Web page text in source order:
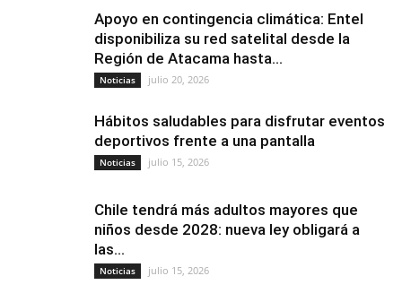
Apoyo en contingencia climática: Entel
disponibiliza su red satelital desde la
Región de Atacama hasta...
Noticias julio 20, 2026
Hábitos saludables para disfrutar eventos
deportivos frente a una pantalla
Noticias julio 15, 2026
Chile tendrá más adultos mayores que
niños desde 2028: nueva ley obligará a
las...
Noticias julio 15, 2026